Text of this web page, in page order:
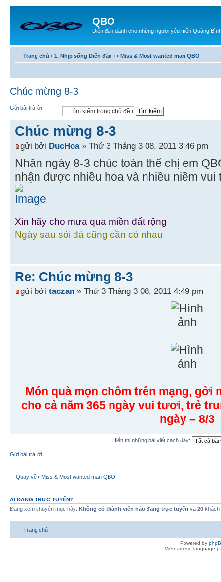
QBO
Diễn đàn dành cho những người yêu mến Quảng Bình
Trang chủ ‹ 1. Nhịp sống Diễn đàn ‹ • Miss & Most wanted man QBO
Chúc mừng 8-3
Gửi bài trả lời
Chúc mừng 8-3
gửi bởi DucHoa» Thứ 3 Tháng 3 08, 2011 3:46 pm
Nhân ngày 8-3 chúc toàn thể chị em
nhận được nhiều hoa và nhiều niềm vui
Xin hãy cho mưa qua miền đất rộng
Ngày sau sỏi đá cũng cần có nhau
Re: Chúc mừng 8-3
gửi bởi taczan » Thứ 3 Tháng 3 08, 2011 4:49 pm
Món quà mọn chôm trên mạng, gởi
cho cả năm 365 ngày vui tươi, trẻ
ngày – 8/3
Hiển thị những bài viết cách đây:
Gửi bài trả lời
Quay về • Miss & Most wanted man QBO
AI ĐANG TRỰC TUYẾN?
Đang xem chuyên mục này: Không có thành viên nào đang trực tuyến và 20 khách
Trang chủ
Powered by
Vietnamese language